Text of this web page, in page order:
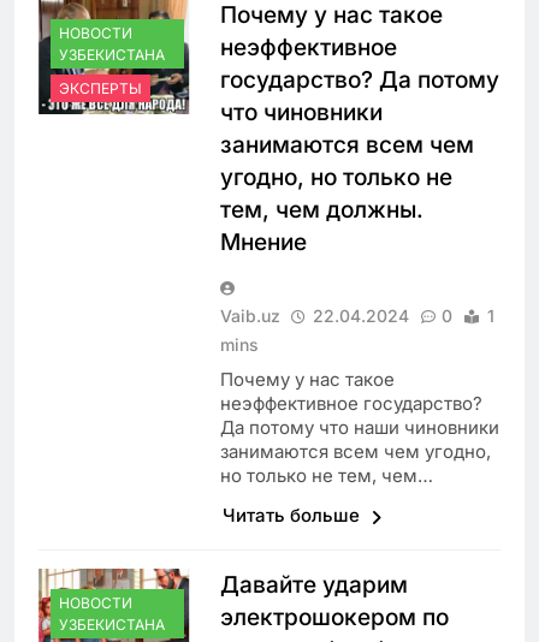
НОВОСТИ
УЗБЕКИСТАНА
ЭКСПЕРТЫ
Почему у нас такое
неэффективное
государство? Да потому
что чиновники
занимаются всем чем
угодно, но только не
тем, чем должны.
Мнение
Vaib.uz 22.04.2024 0
1
mins
Почему у нас такое
неэффективное государство?
Да потому что наши чиновники
занимаются всем чем угодно,
но только не тем, чем…
Читать больше
НОВОСТИ
УЗБЕКИСТАНА
Давайте ударим
электрошокером по